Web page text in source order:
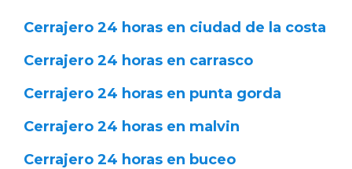
Cerrajero 24 horas en ciudad de la costa
Cerrajero 24 horas en carrasco
Cerrajero 24 horas en punta gorda
Cerrajero 24 horas en malvin
Cerrajero 24 horas en buceo